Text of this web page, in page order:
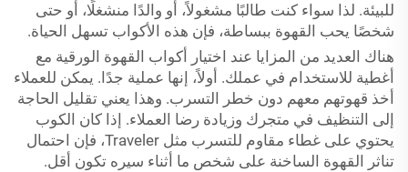
للبيئة. لذا سواء كنت طالبًا مشغولاً، أو والدًا منشغلًا، أو حتى
شخصًا يحب القهوة ببساطة، فإن هذه الأكواب تسهل الحياة.
هناك العديد من المزايا عند اختيار أكواب القهوة الورقية مع
أغطية للاستخدام في عملك. أولاً، إنها عملية جدًا. يمكن للعملاء
أخذ قهوتهم معهم دون خطر التسرب. وهذا يعني تقليل الحاجة
إلى التنظيف في متجرك وزيادة رضا العملاء. إذا كان الكوب
يحتوي على غطاء مقاوم للتسرب مثل Traveler، فإن احتمال
تناثر القهوة الساخنة على شخص ما أثناء سيره تكون أقل.